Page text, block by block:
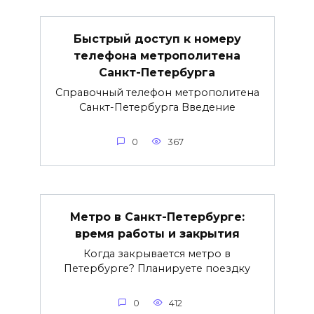
Быстрый доступ к номеру
телефона метрополитена
Санкт-Петербурга
Справочный телефон метрополитена
Санкт-Петербурга Введение
0 367
Метро в Санкт-Петербурге:
время работы и закрытия
Когда закрывается метро в
Петербурге? Планируете поездку
0 412